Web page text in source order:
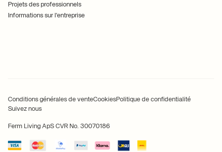
Projets des professionnels
Informations sur l'entreprise
Conditions générales de venteCookiesPolitique de confidentialité
Suivez nous
Ferm Living ApS CVR No. 30070186